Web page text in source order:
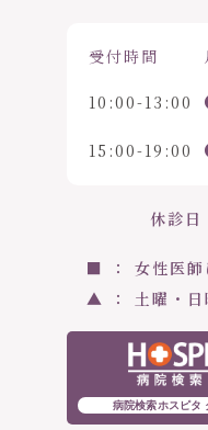
受付時間
10:00-13:00
15:00-19:00
休診日
■ ： 女性医師
▲ ： 土曜・日
病院検索ホスピタ